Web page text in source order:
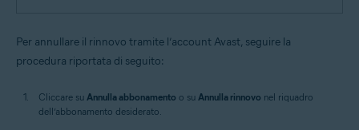
Per annullare il rinnovo tramite l’account Avast, seguire la
procedura riportata di seguito:
Cliccare su Annulla abbonamento o su Annulla rinnovo nel riquadro
dell’abbonamento desiderato.